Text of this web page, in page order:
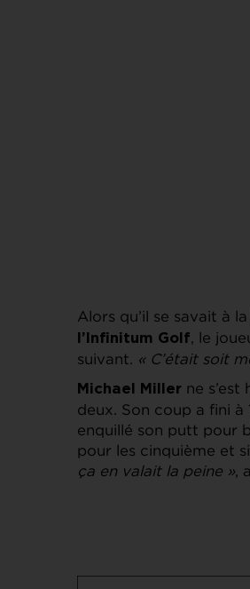
Alors qu’il se savait à
l’Infinitum Golf, le
suivant. « C’était soit
Michael Miller ne
deux. Son coup a fini à
enquillé son putt pour
pour les cinquième et
ça en valait la peine »,